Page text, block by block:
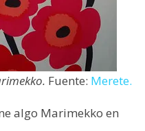
Fuente: Merete.
algo Marimekko en